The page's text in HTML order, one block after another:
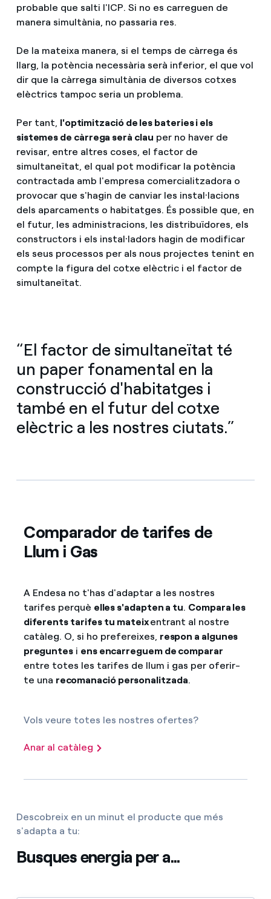
probable que salti l'ICP. Si no es carreguen de
manera simultània, no passaria res.
De la mateixa manera, si el temps de càrrega és
llarg, la potència necessària serà inferior, el que vol
dir que la càrrega simultània de diversos cotxes
elèctrics tampoc seria un problema.
Per tant, l'optimització de les bateries i els
sistemes de càrrega serà clau per no haver de
revisar, entre altres coses, el factor de
simultaneïtat, el qual pot modificar la potència
contractada amb l'empresa comercialitzadora o
provocar que s'hagin de canviar les instal·lacions
dels aparcaments o habitatges. És possible que, en
el futur, les administracions, les distribuïdores, els
constructors i els instal·ladors hagin de modificar
els seus processos per als nous projectes tenint en
compte la figura del cotxe elèctric i el factor de
simultaneïtat.
“El factor de simultaneïtat té
un paper fonamental en la
construcció d'habitatges i
també en el futur del cotxe
elèctric a les nostres ciutats.”
Comparador de tarifes de
Llum i Gas
A Endesa no t'has d'adaptar a les nostres
tarifes perquè elles s'adapten a tu. Compara les
diferents tarifes tu mateixentrant al nostre
catàleg. O, si ho prefereixes, respon a algunes
preguntesi ens encarreguem de comparar
entre totes les tarifes de llum i gas per oferir-
te una recomanació personalitzada.
Vols veure totes les nostres ofertes?
Anar al catàleg
Descobreix en un minut el producte que més
s'adapta a tu:
Busques energia per a...